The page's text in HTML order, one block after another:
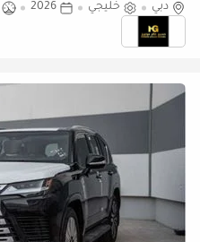
دبي
خليجي 2026